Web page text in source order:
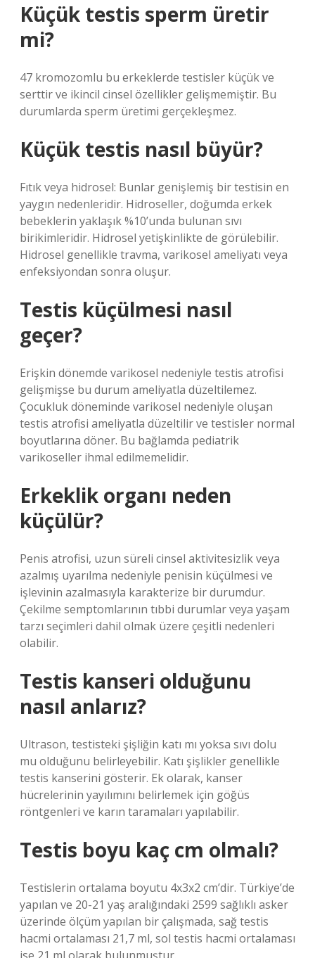
Küçük testis sperm üretir
mi?
47 kromozomlu bu erkeklerde testisler küçük ve
serttir ve ikincil cinsel özellikler gelişmemiştir. Bu
durumlarda sperm üretimi gerçekleşmez.
Küçük testis nasıl büyür?
Fıtık veya hidrosel: Bunlar genişlemiş bir testisin en
yaygın nedenleridir. Hidroseller, doğumda erkek
bebeklerin yaklaşık %10’unda bulunan sıvı
birikimleridir. Hidrosel yetişkinlikte de görülebilir.
Hidrosel genellikle travma, varikosel ameliyatı veya
enfeksiyondan sonra oluşur.
Testis küçülmesi nasıl
geçer?
Erişkin dönemde varikosel nedeniyle testis atrofisi
gelişmişse bu durum ameliyatla düzeltilemez.
Çocukluk döneminde varikosel nedeniyle oluşan
testis atrofisi ameliyatla düzeltilir ve testisler normal
boyutlarına döner. Bu bağlamda pediatrik
varikoseller ihmal edilmemelidir.
Erkeklik organı neden
küçülür?
Penis atrofisi, uzun süreli cinsel aktivitesizlik veya
azalmış uyarılma nedeniyle penisin küçülmesi ve
işlevinin azalmasıyla karakterize bir durumdur.
Çekilme semptomlarının tıbbi durumlar veya yaşam
tarzı seçimleri dahil olmak üzere çeşitli nedenleri
olabilir.
Testis kanseri olduğunu
nasıl anlarız?
Ultrason, testisteki şişliğin katı mı yoksa sıvı dolu
mu olduğunu belirleyebilir. Katı şişlikler genellikle
testis kanserini gösterir. Ek olarak, kanser
hücrelerinin yayılımını belirlemek için göğüs
röntgenleri ve karın taramaları yapılabilir.
Testis boyu kaç cm olmalı?
Testislerin ortalama boyutu 4x3x2 cm’dir. Türkiye’de
yapılan ve 20-21 yaş aralığındaki 2599 sağlıklı asker
üzerinde ölçüm yapılan bir çalışmada, sağ testis
hacmi ortalaması 21,7 ml, sol testis hacmi ortalaması